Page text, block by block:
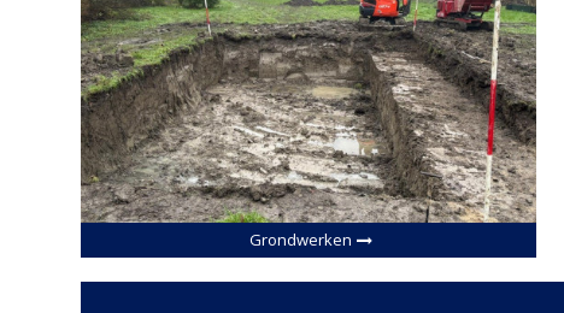
Grondwerken